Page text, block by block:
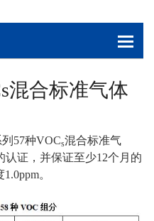
混合标准气体
57种VOCs混合标准气
证，并保证至少12个月的
。